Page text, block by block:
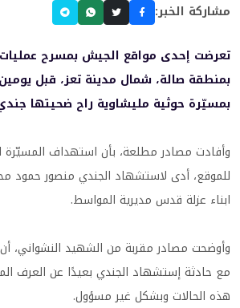
مشاركة الخبر:
بمنطقة صالة، شمال مدينة تعز، قبل
بمسيّرة حوثية مليشاوية راح ضحيتها
وأفادت مصادر مطلعة، بأن استهداف المسيّرة
للموقع، أدى لاستشهاد الجندي منصور حمود
ابناء عزلة قدس مديرية المواسط.
وأوضحت مصادر مقربة من الشهيد النشواني، أن
مع حادثة إستشهاد الجندي بعيدًا عن العرف
هذه الحالات وبشكل غير مسؤول.